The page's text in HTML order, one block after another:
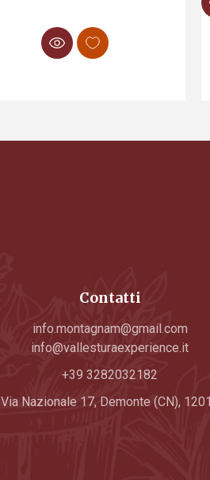
Contatti
info.montagnam@gmail.com
info@vallesturaexperience.it
+39 3282032182
Via Nazionale 17, Demonte (CN),